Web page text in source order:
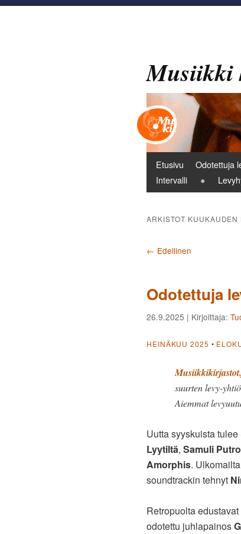
Musiikki
Päävalikko
Etusivu Odotettuja
Intervalli
ARKISTOT
Artikkelien selaus
← Edellinen
Odotettuja
26.9.2025 | Kirjoittaja:
HEINÄKUU 2025 •
suurten levy-
Aiemmat
Uutta syyskuista
Lyytiltä, Samuli
Amorphis.
soundtrackin tehnyt
Retropuolta edustavat
odotettu juhlapainos